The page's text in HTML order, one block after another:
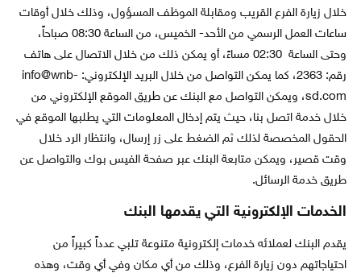
خلال زيارة الفرع القريب ومقابلة الموظف المسؤول، وذلك خلال أوقات
ساعات العمل الرسمي من الأحد- الخميس، من الساعة 08:30 صباحاً،
وحتى الساعة 02:30 مساءً، أو يمكن ذلك من خلال الاتصال على هاتف
رقم: 2363، كما يمكن التواصل من خلال البريد الإلكتروني: info@wnb-
sd.com، ويمكن التواصل مع البنك عن طريق الموقع الإلكتروني من
خلال خدمة اتصل بنا، حيث يتم إدخال المعلومات التي يطلبها الموقع في
الحقول المخصصة لذلك ثم الضغط على زر إرسال، وانتظار الرد خلال
وقت قصير، ويمكن متابعة البنك عبر صفحة الفيس بوك والتواصل عن
طريق خدمة الرسائل.
الخدمات الإلكترونية التي يقدمها البنك
يقدم البنك لعملائه خدمات إلكترونية متنوعة تلبي عدداً كبيراً من
احتياجاتهم دون زيارة الفرع، وذلك من أي مكان وفي أي وقت، وهذه